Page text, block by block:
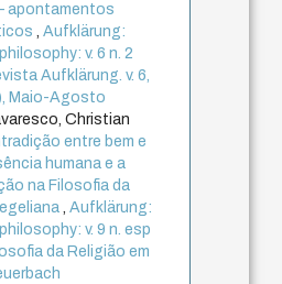
apontamentos
,Aufklärung:
v. 6 n. 2
Aufklärung. v. 6,
Maio-Agosto
Christian
entre bem e
humana e a
na Filosofia da
,Aufklärung:
v. 9 n. esp
da Religião em